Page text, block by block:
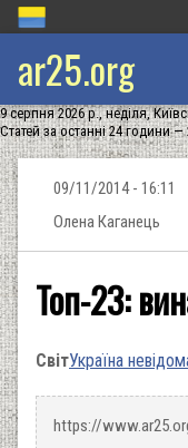
ar25.org
9 серпня 2026 р., неділя,
Статей за останні 24 години —
09/11/2014 - 16:11
Олена Каганець
Топ-23:
СвітУкраїна
https://